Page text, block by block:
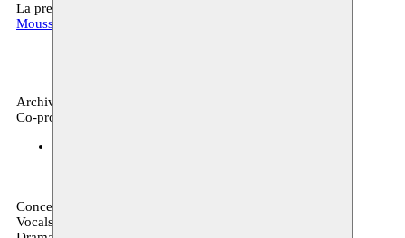
La première de Folkah! a eu lieu en 2018 dans le cadre de
Moussem Cities Casablanca
Archives, danse
Co-production
Concept and performed by: Meryem Jazouli
Vocals and performed by: Malika Zarra